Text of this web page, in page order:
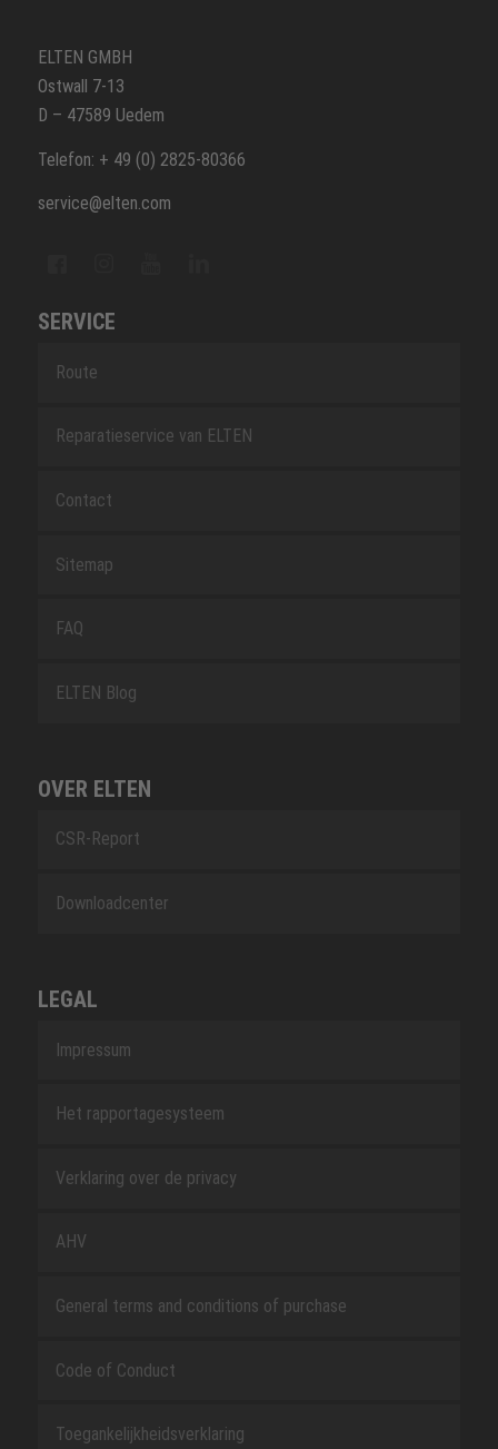
ELTEN GMBH
Ostwall 7-13
D – 47589 Uedem
Telefon: + 49 (0) 2825-80366
service@elten.com
SERVICE
Route
Reparatieservice van ELTEN
Contact
Sitemap
FAQ
ELTEN Blog
OVER ELTEN
CSR-Report
Downloadcenter
LEGAL
Impressum
Het rapportagesysteem
Verklaring over de privacy
AHV
General terms and conditions of purchase
Code of Conduct
Toegankelijkheidsverklaring